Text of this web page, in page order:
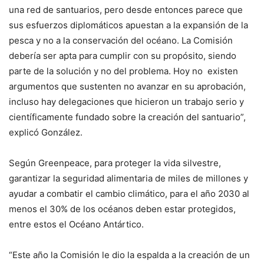
una red de santuarios, pero desde entonces parece que
sus esfuerzos diplomáticos apuestan a la expansión de la
pesca y no a la conservación del océano. La Comisión
debería ser apta para cumplir con su propósito, siendo
parte de la solución y no del problema. Hoy no existen
argumentos que sustenten no avanzar en su aprobación,
incluso hay delegaciones que hicieron un trabajo serio y
científicamente fundado sobre la creación del santuario”,
explicó González.
Según Greenpeace, para proteger la vida silvestre,
garantizar la seguridad alimentaria de miles de millones y
ayudar a combatir el cambio climático, para el año 2030 al
menos el 30% de los océanos deben estar protegidos,
entre estos el Océano Antártico.
“Este año la Comisión le dio la espalda a la creación de un